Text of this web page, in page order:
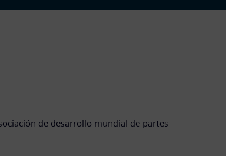
de desarrollo mundial de partes